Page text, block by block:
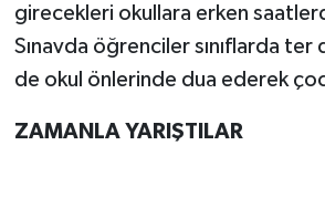
girecekleri okullara erken
Sınavda öğrenciler sınıflarda
de okul önlerinde dua ederek
ZAMANLA YARIŞTILAR
Vasıta
Yaşam